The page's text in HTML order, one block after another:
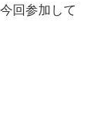
今回参加して